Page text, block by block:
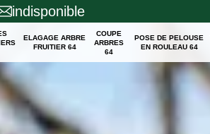
indisponible
ELAGAGE ARBRE
FRUITIER 64
COUPE
ARBRES
64
POSE DE PELOUSE
EN ROULEAU 64